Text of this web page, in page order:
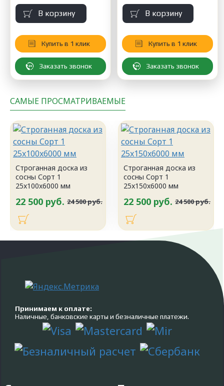
В корзину
Купить в 1 клик
Заказать звонок
В корзину
Купить в 1 клик
Заказать звонок
САМЫЕ ПРОСМАТРИВАЕМЫЕ
Строганная доска из
сосны Сорт 1
25x100x6000 мм
22 500 руб. 24 500 руб.
Строганная доска из
сосны Сорт 1
25x150x6000 мм
22 500 руб. 24 500 руб.
Принимаем к оплате:
Наличные, банковские карты и безналичные платежи.